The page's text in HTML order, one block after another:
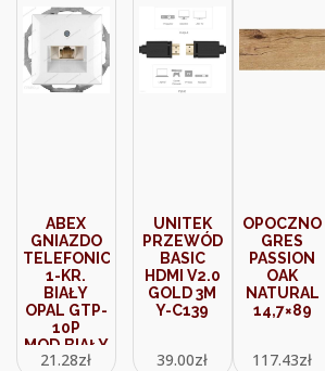
ABEX
GNIAZDO
TELEFONICZNE
1-KR.
BIAŁY
OPAL GTP-
10P
MOD.BIAŁY
21.28zł
UNITEK
PRZEWÓD
BASIC
HDMI V2.0
GOLD 3M
Y-C139
39.00zł
OPOCZNO
GRES
PASSION
OAK
NATURAL
14,7×89
117.43zł